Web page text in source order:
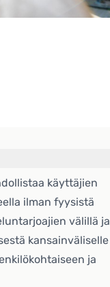
käyttäjien
ilman fyysistä
välillä ja
kansainväliselle
ja